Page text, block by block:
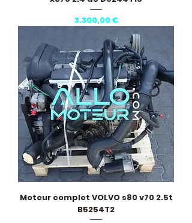
Pris
3.300,00 €
Moteur complet VOLVO s80 v70 2.5t
B5254T2